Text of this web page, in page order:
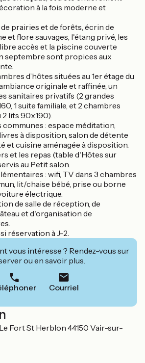
à la fois moderne et
de prairies et de forêts, écrin de
et flore sauvages, l'étang privé, les
accès et la piscine couverte
septembre sont propices aux
d’hôtes situées au 1er étage du
originale et raffinée, un
sanitaires privatifs (2 grandes
1 suite familiale, et 2 chambres
2 lits 90x190).
communes : espace méditation,
à disposition, salon de détente
et cuisine aménagée à disposition.
et les repas (table d'Hôtes sur
au Petit salon.
: wifi, TV dans 3 chambres
lit/chaise bébé, prise ou borne
électrique.
de salle de réception, de
et d'organisation de
réservation à J-2.
vous intéresse ? Rendez-vous sur
ou en savoir plus.
Courriel
Le Fort St Herblon 44150 Vair-sur-